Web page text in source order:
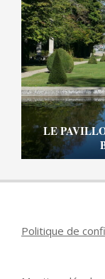
LE
Politique de